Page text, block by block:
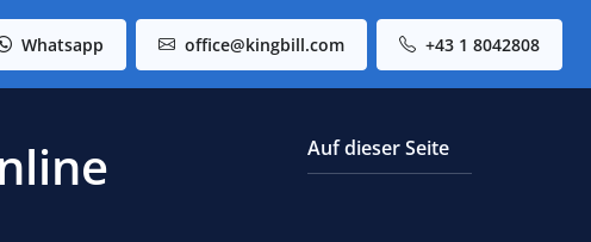
Whatsapp office@kingbill.com +43 1 8042808
Auf dieser Seite